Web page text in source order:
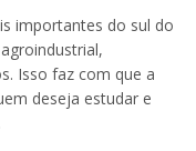
importantes do sul do
Isso faz com que a
deseja estudar e